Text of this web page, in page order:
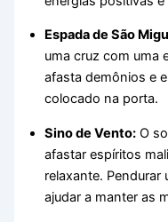
Espada de São
uma cruz com uma
afasta demônios e
colocado na porta.
Sino de Vento: O
afastar espíritos
relaxante.
ajudar a manter as